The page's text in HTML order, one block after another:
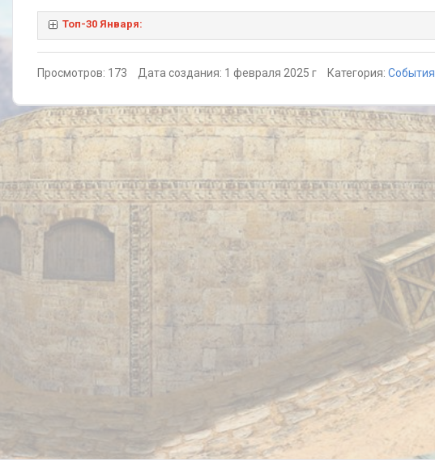
Топ-30 Января:
Просмотров: 173 Дата создания: 1 февраля 2025 г Категория: События